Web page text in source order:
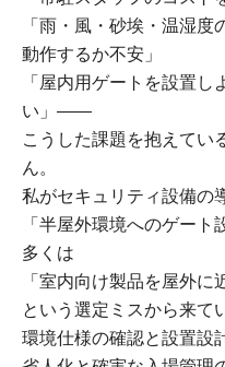
「雨・風・砂埃・温湿
動作するか不安」
「屋内用ゲートを設置
い」——
こうした課題を抱えてい
ん。
私がセキュリティ設備の
「半屋外環境へのゲー
多くは
「室内向け製品を屋外に
という選定ミスから来て
環境仕様の確認と設置設